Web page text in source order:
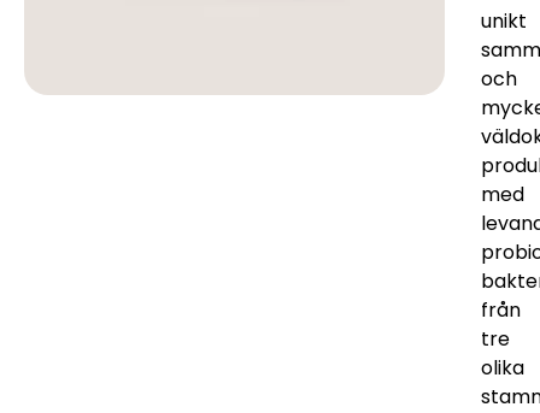
unikt
och
med
från
tre
olika